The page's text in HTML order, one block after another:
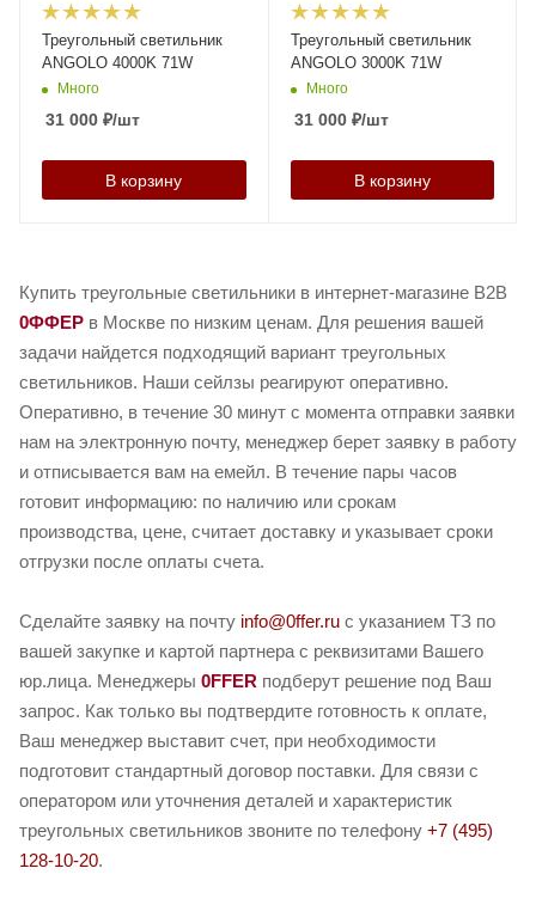
Треугольный светильник
ANGOLO 4000K 71W
Много
31 000 ₽/шт
В корзину
Треугольный светильник
ANGOLO 3000K 71W
Много
31 000₽/шт
В корзину
Купить треугольные светильники в интернет-магазине B2B
0ФФЕР в Москве по низким ценам. Для решения вашей
задачи найдется подходящий вариант треугольных
светильников. Наши сейлзы реагируют оперативно.
Оперативно, в течение 30 минут с момента отправки заявки
нам на электронную почту, менеджер берет заявку в работу
и отписывается вам на емейл. В течение пары часов
готовит информацию: по наличию или срокам
производства, цене, считает доставку и указывает сроки
отгрузки после оплаты счета.
Сделайте заявку на почту info@0ffer.ru с указанием ТЗ по
вашей закупке и картой партнера с реквизитами Вашего
юр.лица. Менеджеры 0FFER подберут решение под Ваш
запрос. Как только вы подтвердите готовность к оплате,
Ваш менеджер выставит счет, при необходимости
подготовит стандартный договор поставки. Для связи с
оператором или уточнения деталей и характеристик
треугольных светильников звоните по телефону +7 (495)
128-10-20.